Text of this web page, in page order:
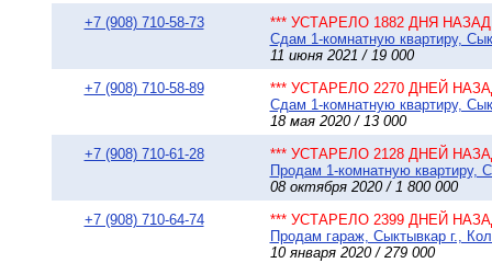
+7 (908) 710-58-73
*** УСТАРЕЛО 1882 ДНЯ НАЗАД
Сдам 1-комнатную квартиру,
11 июня 2021 / 19 000
+7 (908) 710-58-89
*** УСТАРЕЛО 2270 ДНЕЙ
Сдам 1-комнатную квартиру,
18 мая 2020 / 13 000
+7 (908) 710-61-28
*** УСТАРЕЛО 2128 ДНЕЙ
Продам 1-комнатную квартиру,
08 октября 2020 / 1 800 000
+7 (908) 710-64-74
*** УСТАРЕЛО 2399 ДНЕЙ
Продам гараж, Сыктывкар г.,
10 января 2020 / 279 000